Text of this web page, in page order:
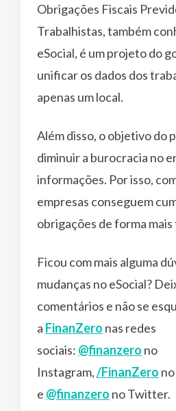
Obrigações Fiscais
Trabalhistas, também
eSocial, é um projeto do
unificar os dados dos
apenas um local.
Além disso, o objetivo do
diminuir a burocracia no
informações. Por isso,
empresas conseguem
obrigações de forma
Ficou com mais alguma
mudanças no eSocial?
comentários e não se
a FinanZero nas redes
sociais: @finanzero no
Instagram,/FinanZero
e @finanzero no Twitter.